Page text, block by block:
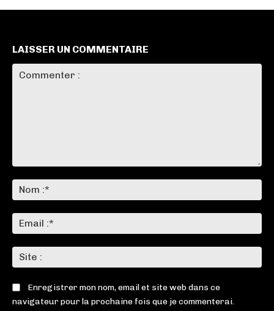
LAISSER UN COMMENTAIRE
:*
:*
:
Enregistrer mon nom, email et site web dans ce
navigateur pour la prochaine fois que je commenterai.